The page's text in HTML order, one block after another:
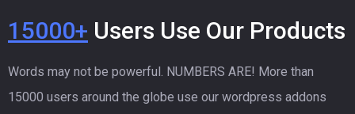
15000+ Users Use Our Products
Words may not be powerful. NUMBERS ARE! More than
15000 users around the globe use our wordpress addons